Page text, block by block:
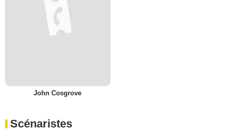
John Cosgrove
Scénaristes